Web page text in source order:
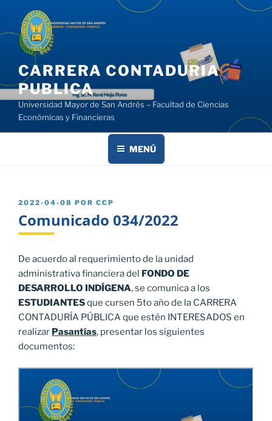
contenido
CARRERA CONTADURIA
PUBLICA
Universidad Mayor de San Andrés – Facultad de Ciencias
Económicas y Financieras
MENÚ
PUBLICADO
2022-04-08 POR CCP
Comunicado 034/2022
De acuerdo al requerimiento de la unidad
administrativa financiera del
FONDO DE
DESARROLLO INDÍGENA, se comunica a los
ESTUDIANTESque cursen 5to año de la CARRERA
CONTADURÍA PÚBLICA que estén INTERESADOS en
realizar Pasantías, presentar los siguientes
documentos: